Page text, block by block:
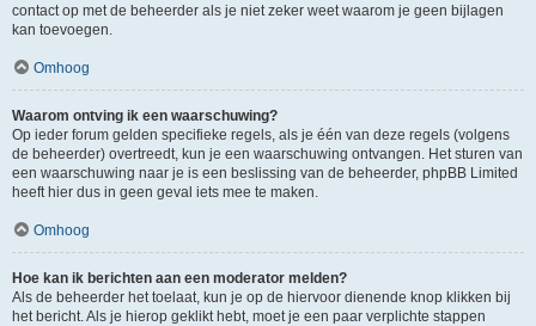
contact op met de beheerder als je niet zeker weet waarom je geen bijlagen
kan toevoegen.
Omhoog
Waarom ontving ik een waarschuwing?
Op ieder forum gelden specifieke regels, als je één van deze regels (volgens
de beheerder) overtreedt, kun je een waarschuwing ontvangen. Het sturen van
een waarschuwing naar je is een beslissing van de beheerder, phpBB Limited
heeft hier dus in geen geval iets mee te maken.
Omhoog
Hoe kan ik berichten aan een moderator melden?
Als de beheerder het toelaat, kun je op de hiervoor dienende knop klikken bij
het bericht. Als je hierop geklikt hebt, moet je een paar verplichte stappen